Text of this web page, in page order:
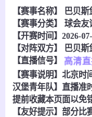
【赛事名称】
巴贝斯
【赛事分类】 球会友
【开赛时间】2026-
【对阵双方】
巴贝斯
【直播信号】
高清
【赛事说明】北京时
汉堡青年队】直播准
提前收藏本页面以免
【友好提示】部分